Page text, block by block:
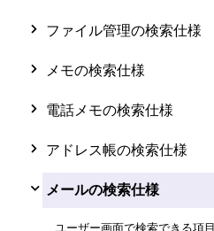
ファイル管理の検索仕様
メモの検索仕様
電話メモの検索仕様
アドレス帳の検索仕様
メールの検索仕様
ユーザー画面で検索できる項目